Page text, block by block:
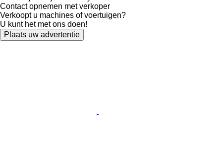
Contact opnemen met verkoper
Verkoopt u machines of voertuigen?
U kunt het met ons doen!
Plaats uw advertentie